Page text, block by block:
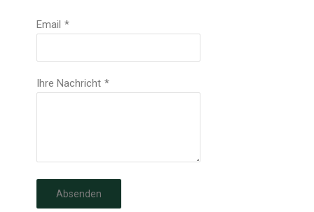
Email *
Ihre Nachricht *
Absenden